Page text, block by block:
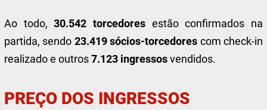
Ao todo,30.542 torcedores estão confirmados na
partida, sendo 23.419 sócios-torcedores com check-in
realizado e outros7.123 ingressos vendidos.
PREÇO DOS INGRESSOS